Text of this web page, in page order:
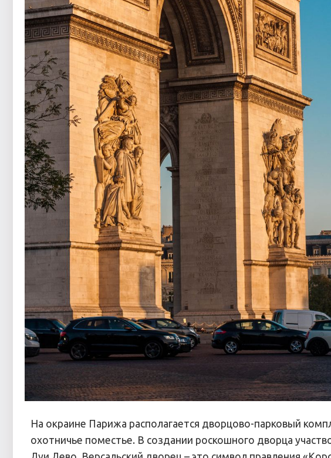
На окраине Парижа располагается дворцово-парковый
охотничье поместье. В создании роскошного дворца